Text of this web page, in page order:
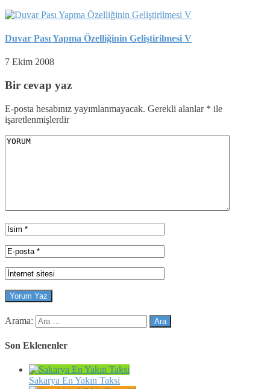
Duvar Pası Yapma Özelliğinin Geliştirilmesi V
7 Ekim 2008
Bir cevap yaz
E-posta hesabınız yayımlanmayacak. Gerekli alanlar * ile
işaretlenmişlerdir
Arama:
Son Eklenenler
Sakarya En Yakın Taksi